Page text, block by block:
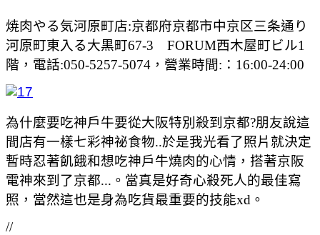
焼肉やる気河原町店:京都府京都市中京区三条通り
河原町東入る大黒町67-3 FORUM西木屋町ビル1
階，電話:050-5257-5074，營業時間:：16:00-24:00
為什麼要吃神戶牛要從大阪特別殺到京都?朋友說這
間店有一樣七彩神祕食物..於是我光看了照片就決定
暫時忍著飢餓和想吃神戶牛燒肉的心情，搭著京阪
電神來到了京都...。當真是好奇心殺死人的最佳寫
照，當然這也是身為吃貨最重要的技能xd。
//